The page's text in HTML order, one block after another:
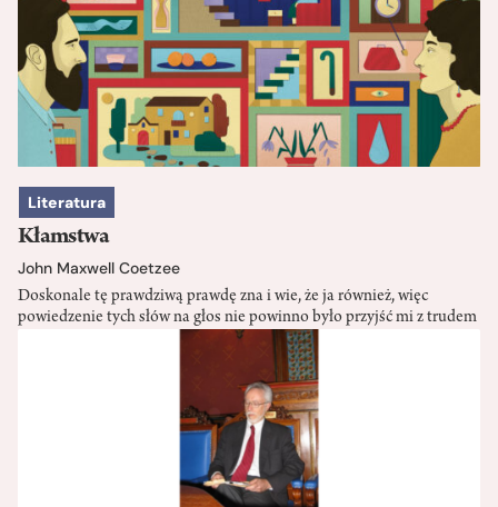
Literatura
Kłamstwa
John Maxwell Coetzee
Doskonale tę prawdziwą prawdę zna i wie, że ja również, więc
powiedzenie tych słów na głos nie powinno było przyjść mi z trudem